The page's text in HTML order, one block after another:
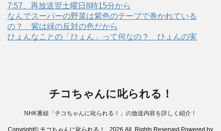
7:57、再放送翌土曜日8時15分から
なんでスーパーの野菜は紫色のテープで巻かれている
の？ 紫は緑の反対の色だから
ひょんなことの「ひょん」って何なの？ ひょんの実
チコちゃんに叱られる！
NHK番組「チコちゃんに叱られる！」の放送内容を詳しく紹介！
Copyright© チコちゃんに叱られる！ , 2026 All Rights Reserved Powered by